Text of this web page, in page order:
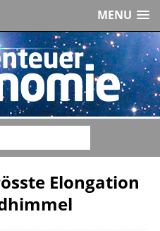
MENU
Elongation